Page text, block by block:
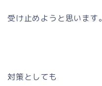
受け止めようと思います。
対策としても